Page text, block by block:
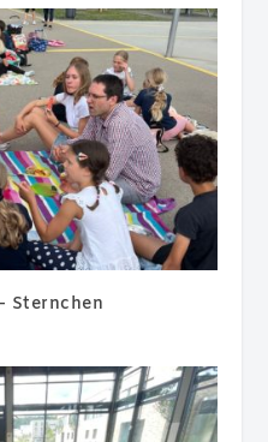
Sternchen